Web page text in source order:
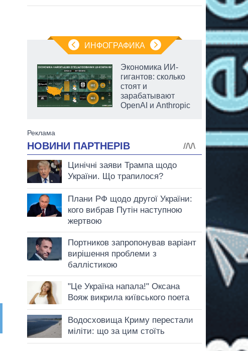
ИНФОГРАФИКА
Экономика ИИ-
гигантов: сколько
стоят и
зарабатывают
OpenAI и Anthropic